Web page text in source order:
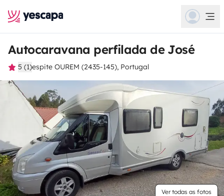
Autocaravana perfilada de José
5 (1)espite OUREM (2435-145), Portugal
Ver todas as fotos